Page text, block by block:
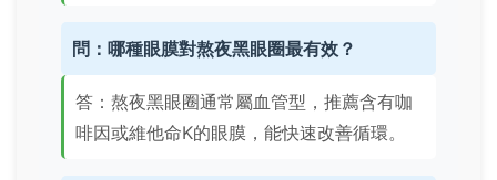
問：哪種眼膜對熬夜黑眼圈最有效？
答：熬夜黑眼圈通常屬血管型，推薦含有咖
啡因或維他命K的眼膜，能快速改善循環。